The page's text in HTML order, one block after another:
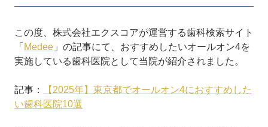
この度、株式会社エクスコアが運営する歯科検索サイト
「 Medee 」の記事にて、おすすめしたいオールオン4を
実施している歯科医院として当院が紹介されました。
記事：
【2025年】東京都でオールオン4におすすめした
い歯科医院10選